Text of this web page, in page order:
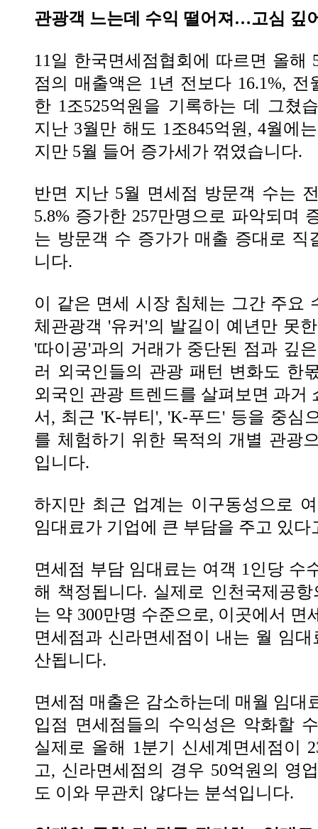
관광객 느는데 수익 떨어져…고심 깊
11일 한국면세점협회에 따르면 올해
점의 매출액은 1년 전보다 16.1%, 전
한 1조525억원을 기록하는 데 그쳤
지난 3월만 해도 1조845억원, 4월에
지만 5월 들어 증가세가 꺾였습니다.
반면 지난 5월 면세점 방문객 수는
5.8% 증가한 257만명으로 파악되며
는 방문객 수 증가가 매출 증대로 직
니다.
이 같은 면세 시장 침체는 그간 주요
체관광객 '유커'의 발길이 예년만 못
'따이공'과의 거래가 중단된 점과 깊
러 외국인들의 관광 패턴 변화도 한
외국인 관광 트렌드를 살펴보면 과거
서, 최근 'K-뷰티', 'K-푸드' 등을 중심
를 체험하기 위한 목적의 개별 관광
입니다.
하지만 최근 업계는 이구동성으로
임대료가 기업에 큰 부담을 주고 있
면세점 부담 임대료는 여객 1인당 수
해 책정됩니다. 실제로 인천국제공
는 약 300만명 수준으로, 이곳에서 면
면세점과 신라면세점이 내는 월 임
산됩니다.
면세점 매출은 감소하는데 매월 임대
입점 면세점들의 수익성은 악화할
실제로 올해 1분기 신세계면세점이
고, 신라면세점의 경우 50억원의 영
도 이와 무관치 않다는 분석입니다.